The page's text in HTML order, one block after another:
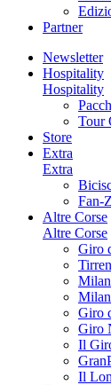
Partner
Newsletter
Hospitality
Hospitality
Tour
Store
Extra
Extra
Fan-
Altre Corse
Altre Corse
Giro
Giro
Giro
Il
Il